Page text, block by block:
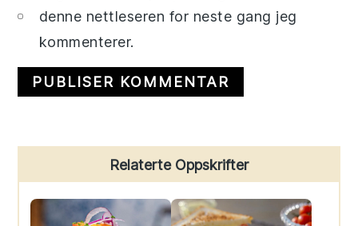
denne nettleseren for neste gang jeg
kommenterer.
Sidebar
Relaterte Oppskrifter